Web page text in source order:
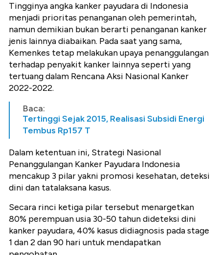
Tingginya angka kanker payudara di Indonesia
menjadi prioritas penanganan oleh pemerintah,
namun demikian bukan berarti penanganan kanker
jenis lainnya diabaikan. Pada saat yang sama,
Kemenkes tetap melakukan upaya penanggulangan
terhadap penyakit kanker lainnya seperti yang
tertuang dalam Rencana Aksi Nasional Kanker
2022-2022.
Baca:
Tertinggi Sejak 2015, Realisasi Subsidi Energi
Tembus Rp157 T
Dalam ketentuan ini, Strategi Nasional
Penanggulangan Kanker Payudara Indonesia
mencakup 3 pilar yakni promosi kesehatan, deteksi
dini dan tatalaksana kasus.
Secara rinci ketiga pilar tersebut menargetkan
80% perempuan usia 30-50 tahun dideteksi dini
kanker payudara, 40% kasus didiagnosis pada stage
1 dan 2 dan 90 hari untuk mendapatkan